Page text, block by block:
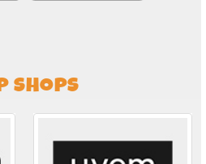
SHOPS